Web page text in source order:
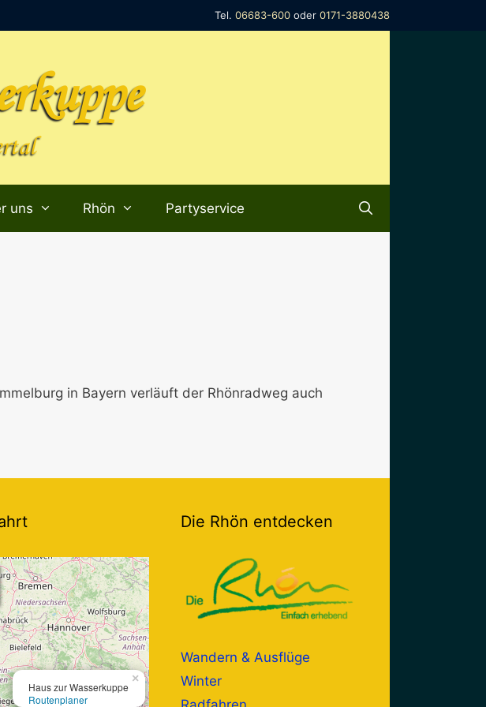
Tel. 06683-600 oder 0171-3880438
uns Rhön Partyservice
in Bayern verläuft der Rhönradweg auch
Haus zur Wasserkuppe
Routenplaner
×
Die Rhön entdecken
Wandern & Ausflüge
Winter